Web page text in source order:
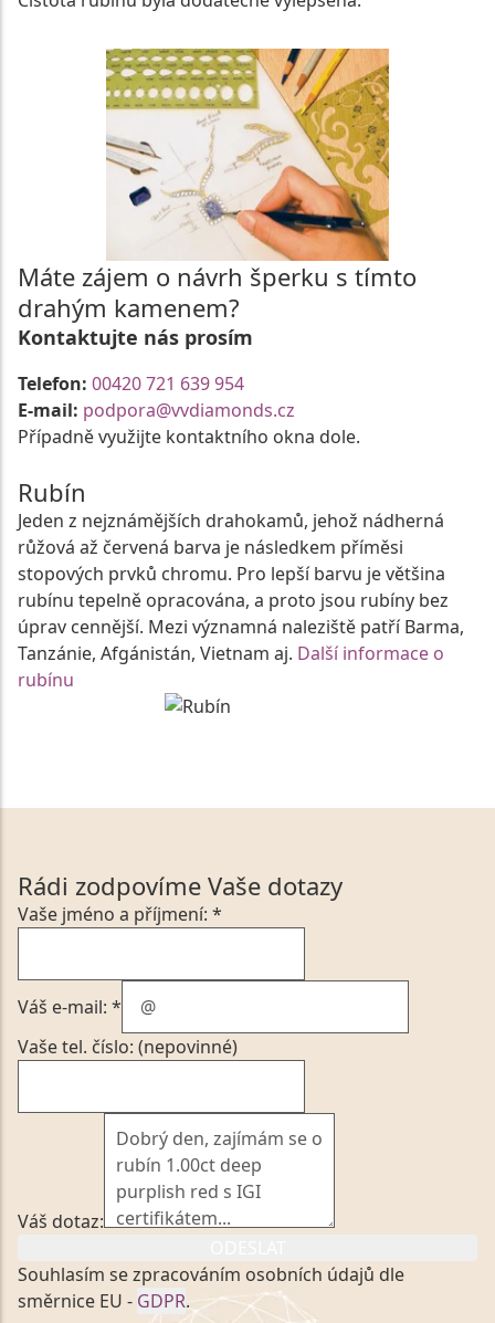
Máte zájem o návrh šperku s tímto
drahým kamenem?
Kontaktujte nás prosím
Telefon: 00420 721 639 954
E-mail: podpora@vvdiamonds.cz
Případně využijte kontaktního okna dole.
Rubín
Jeden z nejznámějších drahokamů, jehož nádherná
růžová až červená barva je následkem příměsi
stopových prvků chromu. Pro lepší barvu je většina
rubínu tepelně opracována, a proto jsou rubíny bez
úprav cennější. Mezi významná naleziště patří Barma,
Tanzánie, Afgánistán, Vietnam aj. Další informace o
rubínu
Rádi zodpovíme Vaše dotazy
Vaše jméno a příjmení: *
Váš e-mail: *
Vaše tel. číslo: (nepovinné)
Váš dotaz:
Souhlasím se zpracováním osobních údajů dle
směrnice EU - GDPR.